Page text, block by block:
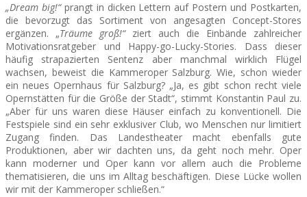
„Dream big!“prangt in dicken Lettern auf Postern und Postkarten,
die bevorzugt das Sortiment von angesagten Concept-Stores
ergänzen. „Träume groß!“ziert auch die Einbände zahlreicher
Motivationsratgeber und Happy-go-Lucky-Stories. Dass dieser
häufig strapazierten Sentenz aber manchmal wirklich Flügel
wachsen, beweist die Kammeroper Salzburg. Wie, schon wieder
ein neues Opernhaus für Salzburg? „Ja, es gibt schon recht viele
Opernstätten für die Größe der Stadt“, stimmt Konstantin Paul zu.
„Aber für uns waren diese Häuser einfach zu konventionell. Die
Festspiele sind ein sehr exklusiver Club, wo Menschen nur limitiert
Zugang finden. Das Landestheater macht ebenfalls gute
Produktionen, aber wir dachten uns, da geht noch mehr. Oper
kann moderner und Oper kann vor allem auch die Probleme
thematisieren, die uns im Alltag beschäftigen. Diese Lücke wollen
wir mit der Kammeroper schließen.“